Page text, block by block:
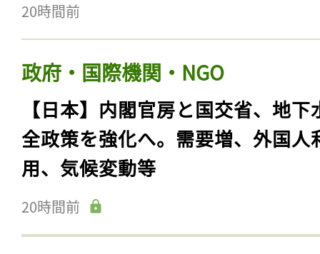
20時間前
政府・国際機関・NGO
【日本】内閣官房と国交省、地下
全政策を強化へ。需要増、外国人
用、気候変動等
20時間前